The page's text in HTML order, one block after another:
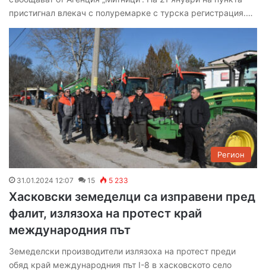
пристигнал влекач с полуремарке с турска регистрация.…
Регион
31.01.2024 12:07 15 5 233
Хасковски земеделци са изправени пред
фалит, излязоха на протест край
международния път
Земеделски производители излязоха на протест преди
обяд край международния път I-8 в хасковското село